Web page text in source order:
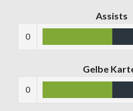
Assists
0
Gelbe
0